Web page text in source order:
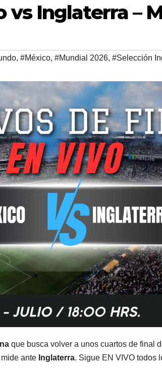
vs Inglaterra –
, #México, #Mundial 2026, #Selección
que busca volver a unos cuartos de final
ante Inglaterra. Sigue EN VIVO todos